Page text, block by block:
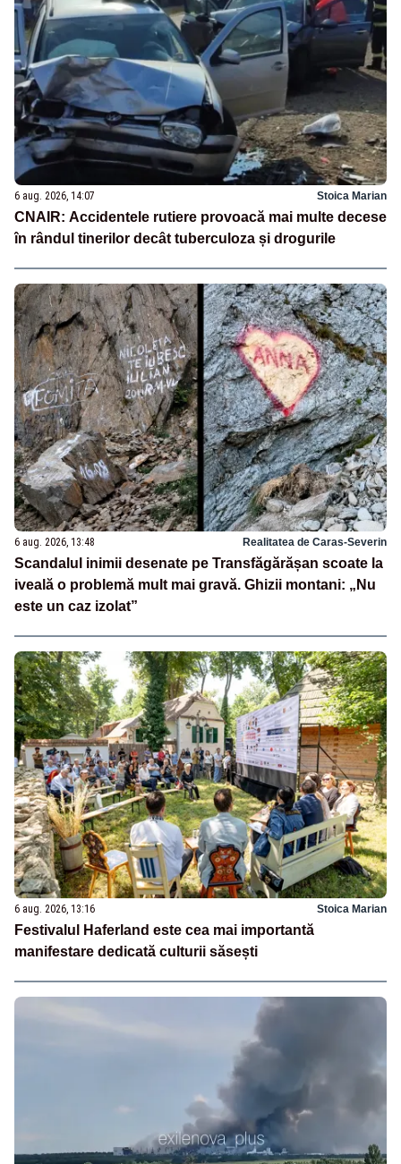
6 aug. 2026, 14:07 Stoica Marian
CNAIR: Accidentele rutiere provoacă mai multe decese
în rândul tinerilor decât tuberculoza și drogurile
6 aug. 2026, 13:48 Realitatea de Caras-Severin
Scandalul inimii desenate pe Transfăgărășan scoate la
iveală o problemă mult mai gravă. Ghizii montani: „Nu
este un caz izolat”
6 aug. 2026, 13:16 Stoica Marian
Festivalul Haferland este cea mai importantă
manifestare dedicată culturii săsești